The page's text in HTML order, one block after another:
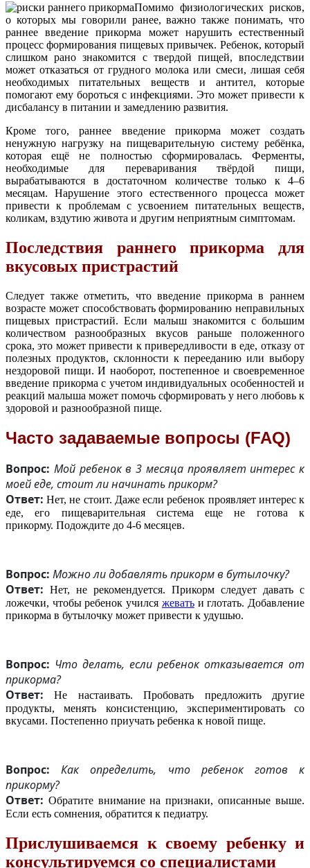
Помимо физиологических рисков,
о которых мы говорили ранее, важно также понимать, что
раннее введение прикорма может нарушить естественный
процесс формирования пищевых привычек. Ребенок, который
слишком рано знакомится с твердой пищей, впоследствии
может отказаться от грудного молока или смеси, лишая себя
необходимых питательных веществ и антител, которые
помогают ему бороться с инфекциями. Это может привести к
дисбалансу в питании и замедлению развития.
Кроме того, раннее введение прикорма может создать
ненужную нагрузку на пищеварительную систему ребёнка,
которая ещё не полностью сформировалась. Ферменты,
необходимые для переваривания твёрдой пищи,
вырабатываются в достаточном количестве только к 4–6
месяцам. Нарушение этого естественного процесса может
привести к проблемам с усвоением питательных веществ,
коликам, вздутию живота и другим неприятным симптомам.
Последствия раннего прикорма для
вкусовых пристрастий
Следует также отметить, что введение прикорма в раннем
возрасте может способствовать формированию неправильных
пищевых пристрастий. Если малыш знакомится с большим
количеством разнообразных вкусов раньше положенного
срока, это может привести к привередливости в еде, отказу от
полезных продуктов, склонности к перееданию или выбору
нездоровой пищи. И наоборот, постепенное и своевременное
введение прикорма с учетом индивидуальных особенностей и
реакций малыша может помочь сформировать у него любовь к
здоровой и разнообразной пище.
Часто задаваемые вопросы (FAQ)
Вопрос: Мой ребенок в 3 месяца проявляет интерес к
моей еде, стоит ли начинать прикорм?
Ответ: Нет, не стоит. Даже если ребенок проявляет интерес к
еде, его пищеварительная система еще не готова к
прикорму. Подождите до 4-6 месяцев.
Вопрос: Можно ли добавлять прикорм в бутылочку?
Ответ: Нет, не рекомендуется. Прикорм следует давать с
ложечки, чтобы ребенок учился жеватьи глотать. Добавление
прикорма в бутылочку может привести к удушью.
Вопрос: Что делать, если ребенок отказывается от
прикорма?
Ответ: Не настаивать. Пробовать предложить другие
продукты, менять консистенцию, экспериментировать со
вкусами. Постепенно приучать ребенка к новой пище.
Вопрос:
Как определить, что ребенок готов к
прикорму?
Ответ: Обратите внимание на признаки, описанные выше.
Если есть сомнения, обратится к педиатру.
Прислушиваемся к своему ребенку и
консультируемся со специалистами